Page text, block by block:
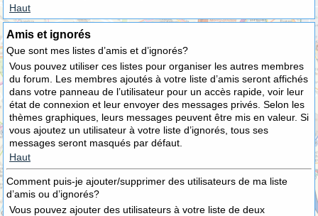
Haut
Amis et ignorés
Que sont mes listes d’amis et d’ignorés?
Vous pouvez utiliser ces listes pour organiser les autres membres
du forum. Les membres ajoutés à votre liste d’amis seront affichés
dans votre panneau de l’utilisateur pour un accès rapide, voir leur
état de connexion et leur envoyer des messages privés. Selon les
thèmes graphiques, leurs messages peuvent être mis en valeur. Si
vous ajoutez un utilisateur à votre liste d’ignorés, tous ses
messages seront masqués par défaut.
Haut
Comment puis-je ajouter/supprimer des utilisateurs de ma liste
d’amis ou d’ignorés?
Vous pouvez ajouter des utilisateurs à votre liste de deux